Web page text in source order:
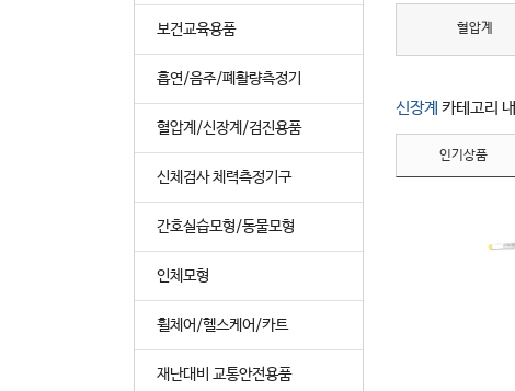
보건교육용품
흡연/음주/폐활량측정기
혈압계/신장계/검진용품
신체검사 체력측정기구
간호실습모형/동물모형
인체모형
휠체어/헬스케어/카트
재난대비 교통안전용품
혈압계
신장계 카테고리 내
인기상품